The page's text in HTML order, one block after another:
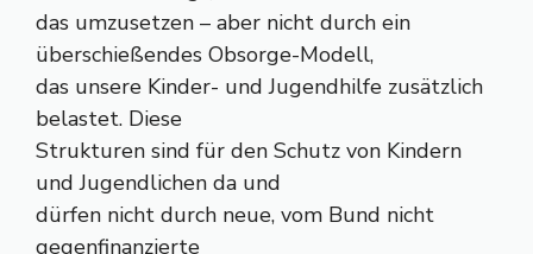
das umzusetzen – aber nicht durch ein
überschießendes Obsorge-Modell,
das unsere Kinder- und Jugendhilfe zusätzlich
belastet. Diese
Strukturen sind für den Schutz von Kindern
und Jugendlichen da und
dürfen nicht durch neue, vom Bund nicht
gegenfinanzierte